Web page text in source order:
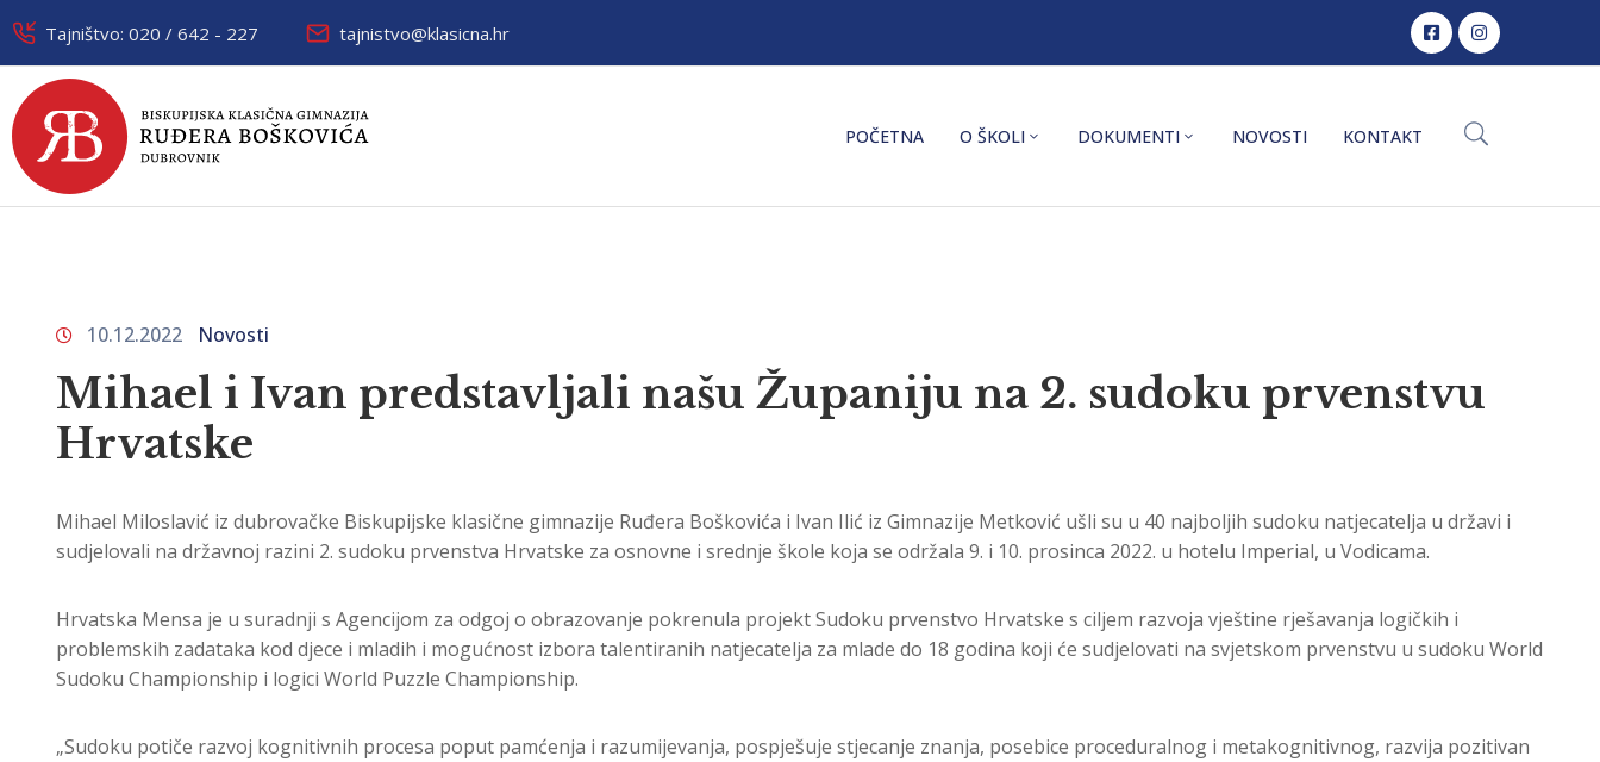
Tajništvo: 020 / 642 - 227 tajnistvo@klasicna.hr
POČETNA O ŠKOLI DOKUMENTI NOVOSTI KONTAKT
10.12.2022 Novosti
Mihael i Ivan predstavljali našu Županiju na 2. sudoku prvenstvu
Hrvatske
Mihael Miloslavić iz dubrovačke Biskupijske klasične gimnazije Ruđera Boškovića i Ivan Ilić iz Gimnazije Metković ušli su u 40 najboljih sudoku natjecatelja u državi i
sudjelovali na državnoj razini 2. sudoku prvenstva Hrvatske za osnovne i srednje škole koja se održala 9. i 10. prosinca 2022. u hotelu Imperial, u Vodicama.
Hrvatska Mensa je u suradnji s Agencijom za odgoj o obrazovanje pokrenula projekt Sudoku prvenstvo Hrvatske s ciljem razvoja vještine rješavanja logičkih i
problemskih zadataka kod djece i mladih i mogućnost izbora talentiranih natjecatelja za mlade do 18 godina koji će sudjelovati na svjetskom prvenstvu u sudoku World
Sudoku Championship i logici World Puzzle Championship.
„Sudoku potiče razvoj kognitivnih procesa poput pamćenja i razumijevanja, pospješuje stjecanje znanja, posebice proceduralnog i metakognitivnog, razvija pozitivan